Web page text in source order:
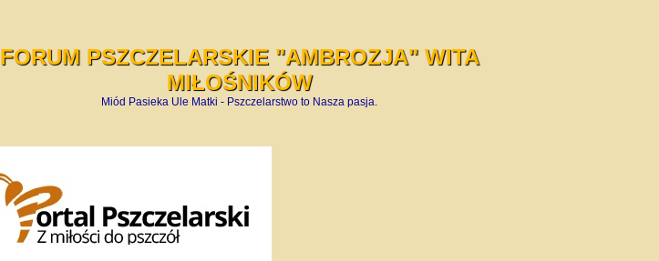
FORUM PSZCZELARSKIE "AMBROZJA" WITA
MIŁOŚNIKÓW
Miód Pasieka Ule Matki - Pszczelarstwo to Nasza pasja.